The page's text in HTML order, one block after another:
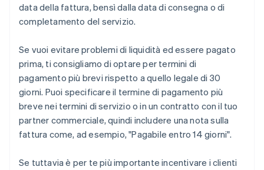
data della fattura, bensì dalla data di consegna o di
completamento del servizio.
Se vuoi evitare problemi di liquidità ed essere pagato
prima, ti consigliamo di optare per termini di
pagamento più brevi rispetto a quello legale di 30
giorni. Puoi specificare il termine di pagamento più
breve nei termini di servizio o in un contratto con il tuo
partner commerciale, quindi includere una nota sulla
fattura come, ad esempio, "Pagabile entro 14 giorni".
Se tuttavia è per te più importante incentivare i clienti